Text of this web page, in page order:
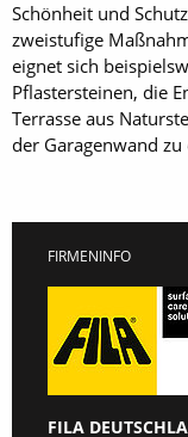
Schönheit und
zweistufige
eignet sich
Pflastersteinen, die
Terrasse aus
der Garagenwand
FIRMENINFO
FILA